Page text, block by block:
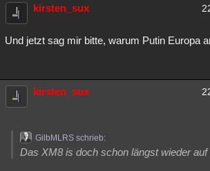
kirsten_sux
Und jetzt sag mir bitte, warum Putin Europa
kirsten_sux
GilbMLRS schrieb:
Das XM8 is doch schon längst wieder auf